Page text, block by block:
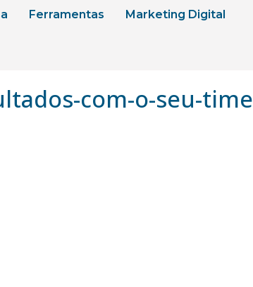
Ferramentas Marketing Digital
com-o-seu-time